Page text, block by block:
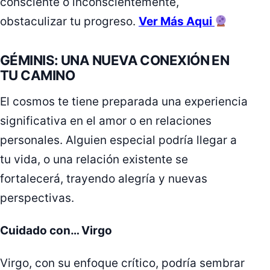
obstaculizar tu progreso. Ver Más Aqui
GÉMINIS: UNA NUEVA CONEXIÓN EN
TU CAMINO
El cosmos te tiene preparada una experiencia
significativa en el amor o en relaciones
personales. Alguien especial podría llegar a
tu vida, o una relación existente se
fortalecerá, trayendo alegría y nuevas
perspectivas.
Cuidado con… Virgo
Virgo, con su enfoque crítico, podría sembrar